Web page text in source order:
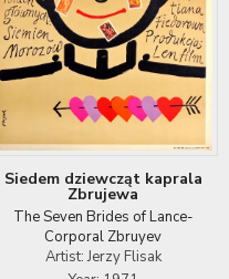
Siedem dziewcząt kaprala
Zbrujewa
The Seven Brides of Lance-
Corporal Zbruyev
Artist: Jerzy Flisak